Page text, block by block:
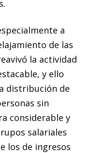
a
de las
la actividad
y ello
distribución de
sin
considerable y
salariales
los de ingresos